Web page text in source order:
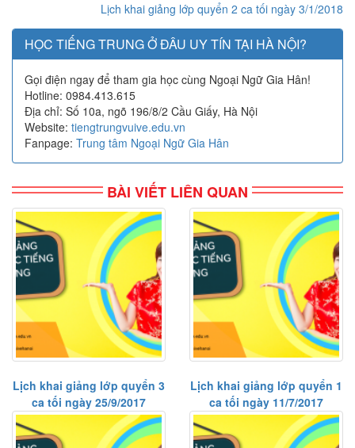
Lịch khai giảng lớp quyển 2 ca tối ngày 3/1/2018
HỌC TIẾNG TRUNG Ở ĐÂU UY TÍN TẠI HÀ NỘI?
Gọi điện ngay để tham gia học cùng Ngoại Ngữ Gia Hân!
Hotline: 0984.413.615
Địa chỉ: Số 10a, ngõ 196/8/2 Cầu Giấy, Hà Nội
Website: tiengtrungvuive.edu.vn
Fanpage: Trung tâm Ngoại Ngữ Gia Hân
BÀI VIẾT LIÊN QUAN
Lịch khai giảng lớp quyển 3
ca tối ngày 25/9/2017
Lịch khai giảng lớp quyển 1
ca tối ngày 11/7/2017